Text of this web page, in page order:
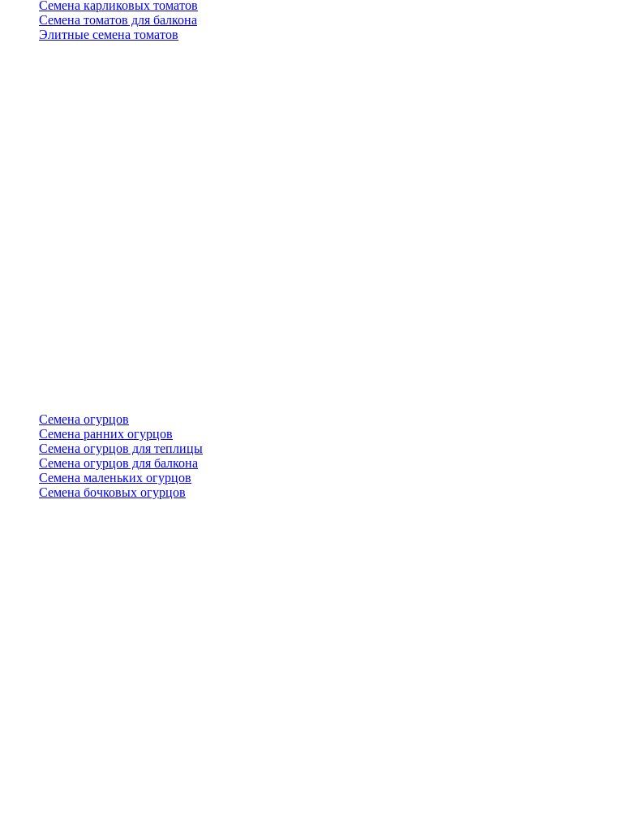
Семена карликовых томатов
Семена томатов для балкона
Элитные семена томатов
Семена огурцов
Семена ранних огурцов
Семена огурцов для теплицы
Семена огурцов для балкона
Семена маленьких огурцов
Семена бочковых огурцов